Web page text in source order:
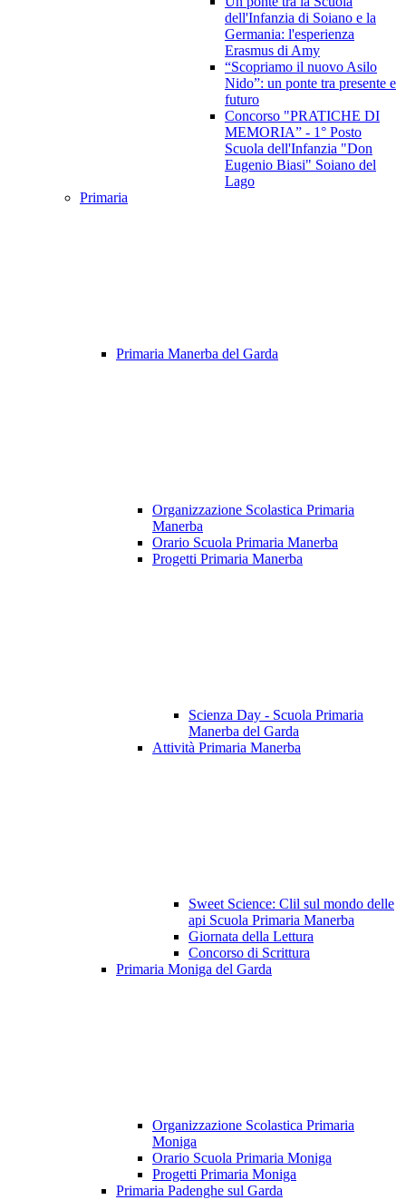
dell'Infanzia di Soiano e la
Germania: l'esperienza
Erasmus di Amy
“Scopriamo il nuovo Asilo
Nido”: un ponte tra presente e
futuro
Concorso "PRATICHE DI
MEMORIA” - 1° Posto
Scuola dell'Infanzia "Don
Eugenio Biasi" Soiano del
Lago
Primaria
Primaria Manerba del Garda
Organizzazione Scolastica Primaria
Manerba
Orario Scuola Primaria Manerba
Progetti Primaria Manerba
Scienza Day - Scuola Primaria
Manerba del Garda
Attività Primaria Manerba
Sweet Science: Clil sul mondo delle
api Scuola Primaria Manerba
Giornata della Lettura
Concorso di Scrittura
Primaria Moniga del Garda
Organizzazione Scolastica Primaria
Moniga
Orario Scuola Primaria Moniga
Progetti Primaria Moniga
Primaria Padenghe sul Garda